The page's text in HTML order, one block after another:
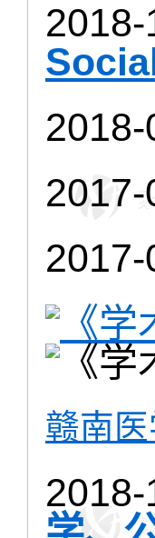
2018-
赣南